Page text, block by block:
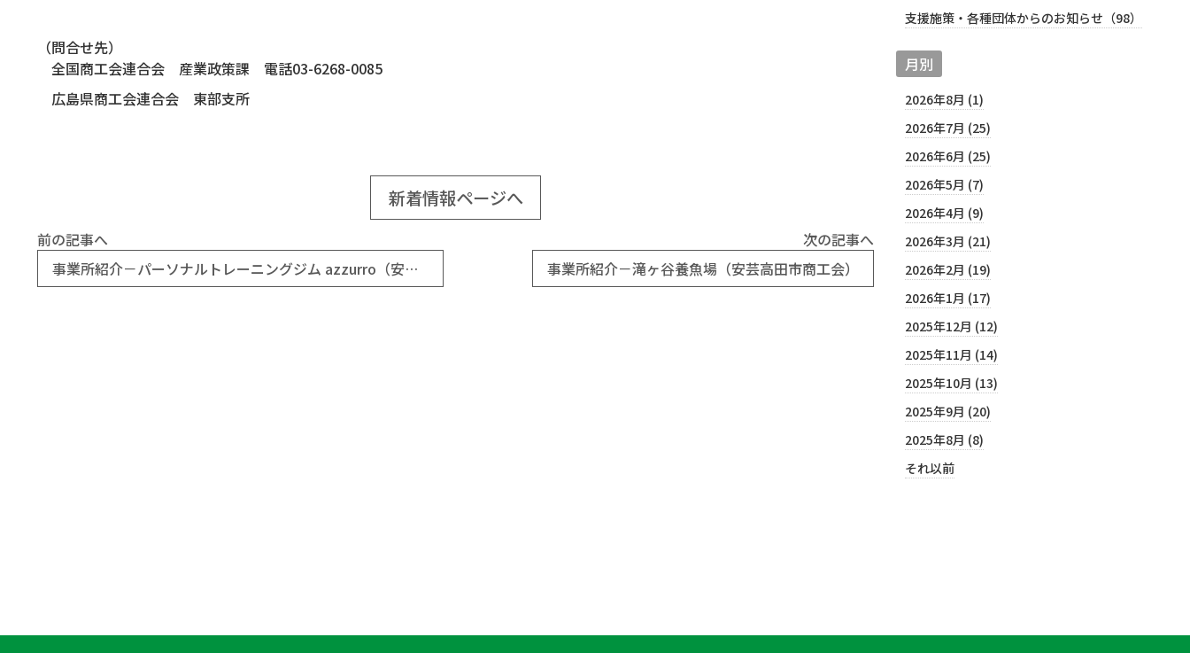
（問合せ先）
全国商工会連合会 産業政策課 電話03-6268-0085
広島県商工会連合会 東部支所
新着情報ページへ
前の記事へ
事業所紹介－パーソナルトレーニングジム azzurro（安芸高田市商工会）
次の記事へ
事業所紹介－滝ヶ谷養魚場（安芸高田市商工会）
支援施策・各種団体からのお知らせ（98）
月別
2026年8月 (1)
2026年7月 (25)
2026年6月 (25)
2026年5月 (7)
2026年4月 (9)
2026年3月 (21)
2026年2月 (19)
2026年1月 (17)
2025年12月 (12)
2025年11月 (14)
2025年10月 (13)
2025年9月 (20)
2025年8月 (8)
それ以前